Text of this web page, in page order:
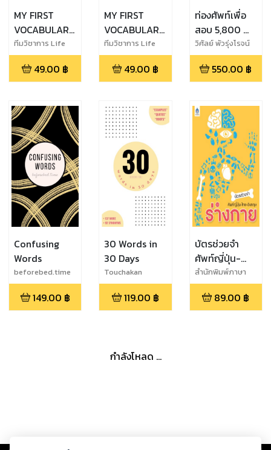
MY FIRST
VOCABULARY
SERIES คำศัพท์
สำหรับหนูน้อย
ยานพาหนะน่ารู้
ทีมวิชาการ Life
Balance
49.00 ฿
MY FIRST
VOCABULARY
SERIES คำศัพท์
สำหรับหนูน้อย
สัตว์โลกน่ารัก
ทีมวิชาการ Life
Balance
49.00 ฿
ท่องศัพท์เพื่อ
สอบ 5,800 คำ
(สำหรับ
นักเรียนชั้น
ประถม ถึง
วิศัลย์ พัวรุ่งโรจน์
550.00 ฿
Confusing
Words
beforebed.time
149.00 ฿
30 Words in
30 Days
Touchakan
119.00 ฿
บัตรช่วยจำ
ศัพท์ญี่ปุ่น-
ไทย-อังกฤษ
ชุด ร่างกาย
สำนักพิมพ์ภาษา
และวัฒนธรรม
89.00 ฿
กำลังโหลด ...